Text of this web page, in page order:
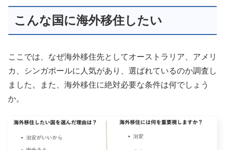
こんな国に海外移住したい
ここでは、なぜ海外移住先としてオーストラリア、アメリ
カ、シンガポールに人気があり、選ばれているのか調査し
ました。また、海外移住に絶対必要な条件は何でしょう
か。